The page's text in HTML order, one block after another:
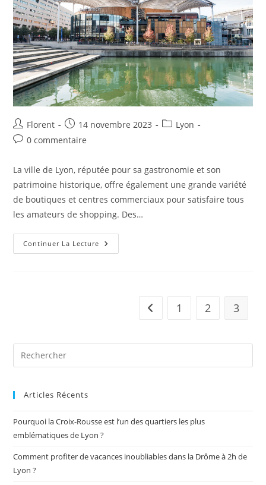
Florent 14 novembre 2023
Lyon
0 commentaire
La ville de Lyon, réputée pour sa gastronomie et son
patrimoine historique, offre également une grande variété
de boutiques et centres commerciaux pour satisfaire tous
les amateurs de shopping. Des…
Continuer La Lecture
1 2 3
Articles Récents
Pourquoi la Croix-Rousse est l’un des quartiers les plus
emblématiques de Lyon ?
Comment profiter de vacances inoubliables dans la Drôme à 2h de
Lyon ?